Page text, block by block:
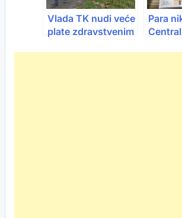
Vlada TK nudi veće
plate zdravstvenim
Para